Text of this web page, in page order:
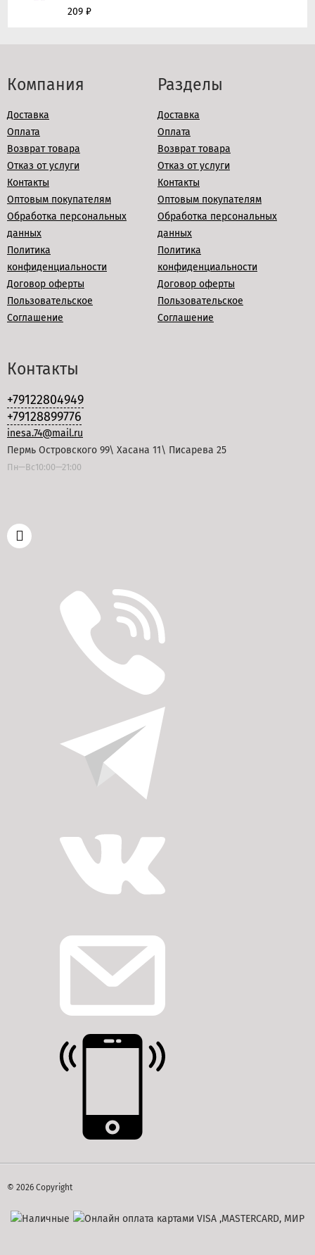
209 ₽
Компания
Доставка
Оплата
Возврат товара
Отказ от услуги
Контакты
Оптовым покупателям
Обработка персональных
данных
Политика
конфиденциальности
Договор оферты
Пользовательское
Соглашение
Разделы
Доставка
Оплата
Возврат товара
Отказ от услуги
Контакты
Оптовым покупателям
Обработка персональных
данных
Политика
конфиденциальности
Договор оферты
Пользовательское
Соглашение
Контакты
+79122804949
+79128899776
inesa.74@mail.ru
Пермь Островского 99\ Хасана 11\ Писарева 25
Пн—Вс10:00—21:00
© 2026 Copyright